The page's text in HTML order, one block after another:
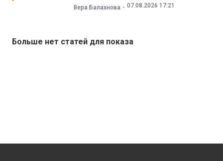
Вера Балахнова 07.08.2026 17:21
Больше нет статей для показа